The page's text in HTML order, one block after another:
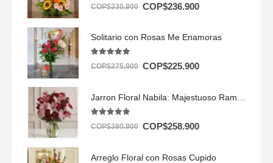
COP$330.900 COP$236.900
Solitario con Rosas Me Enamoras
out of 5
COP$275.900 COP$225.900
out of 5
COP$390.900 COP$258.900
Arreglo Floral con Rosas Cupido